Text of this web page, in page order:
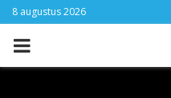
8 augustus 2026
PRIMARY